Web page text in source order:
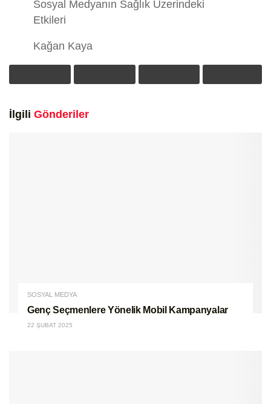
Sosyal Medyanın Sağlık Üzerindeki
Etkileri
Kağan Kaya
İlgili Gönderiler
SOSYAL MEDYA
Genç Seçmenlere Yönelik Mobil Kampanyalar
22 ŞUBAT 2025